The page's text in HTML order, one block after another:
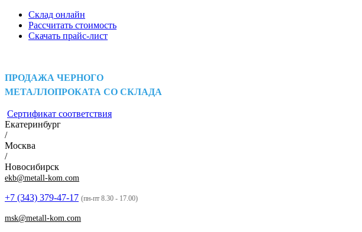
Склад онлайн
Рассчитать стоимость
Скачать прайс-лист
ПРОДАЖА ЧЕРНОГО
МЕТАЛЛОПРОКАТА СО СКЛАДА
Сертификат соответствия
Екатеринбург
/
Москва
/
Новосибирск
ekb@metall-kom.com
+7 (343) 379-47-17 (пн-пт 8.30 - 17.00)
msk@metall-kom.com